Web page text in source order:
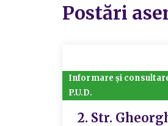
Postări
Informare și
P.U.D.
2. Str.